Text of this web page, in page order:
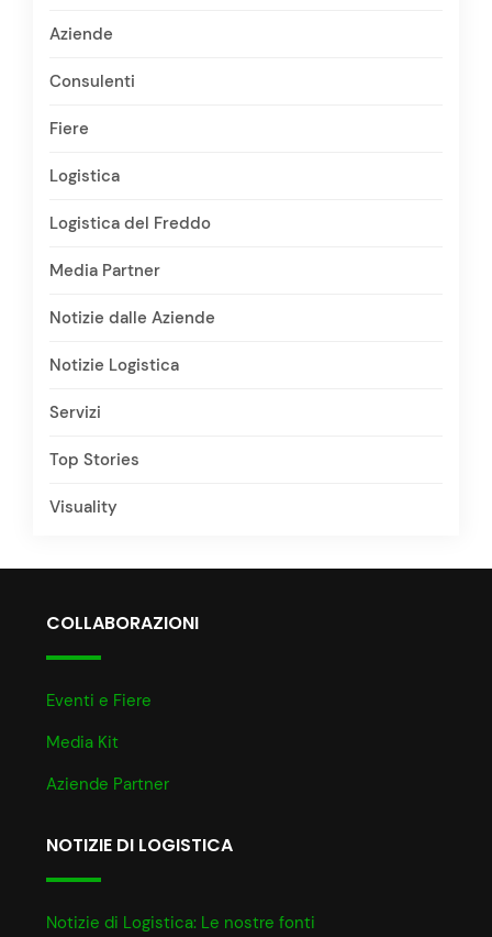
Aziende
Consulenti
Fiere
Logistica
Logistica del Freddo
Media Partner
Notizie dalle Aziende
Notizie Logistica
Servizi
Top Stories
Visuality
COLLABORAZIONI
Eventi e Fiere
Media Kit
Aziende Partner
NOTIZIE DI LOGISTICA
Notizie di Logistica: Le nostre fonti